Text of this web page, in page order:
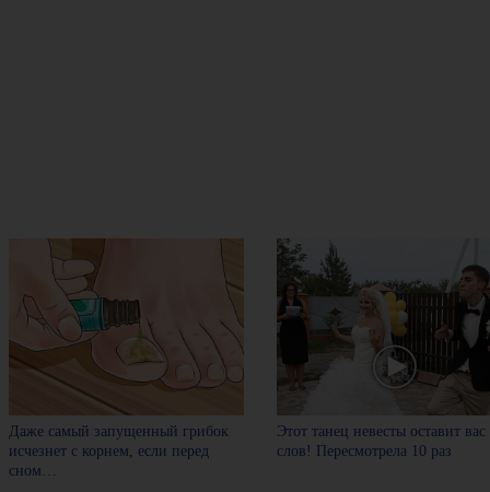
Даже самый запущенный грибок
исчезнет с корнем, если перед
сном…
Этот танец невесты оставит вас
слов! Пересмотрела 10 раз